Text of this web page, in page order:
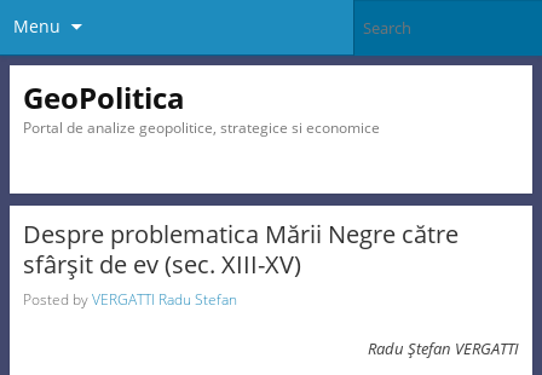
Menu
GeoPolitica
Portal de analize geopolitice, strategice si economice
Despre problematica Mării Negre către
sfârşit de ev (sec. XIII-XV)
Posted byVERGATTI Radu Stefan
Radu Ştefan VERGATTI